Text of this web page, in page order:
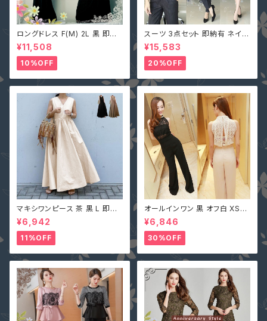
ロングドレス F(M) 2L 黒 即納
マキシワンピース キャバ嬢 パー
ティードレス スパンコール 二次
会 大きいサイズ YJ-6536 レデ
ィース 背中開き ノースリーブ イ
ブニングドレス
¥11,508
10%OFF
スーツ 3点セット 即納有 ネイビ
ー グレー S M L 2L 3L 4L 大
きいサイズ パンツ or スカート＋
ジャケット＋ベスト ストライプ X
Z-X10083
¥15,583
20%OFF
マキシワンピース 茶 黒 L 即納
オフベージュレディース Vネック
nclq496 ロング ギャザー フレ
アー ノースリーブ 夏 森ガール
袖なし
¥6,942
11%OFF
オールインワン 黒 オフ白 XS-X
L 即納 パンツドレス 襟ビジュー
フェイクパール レース シースル
ー ホルターネック 背中開き オ
フホワイト 無地 2161366
¥6,846
30%OFF